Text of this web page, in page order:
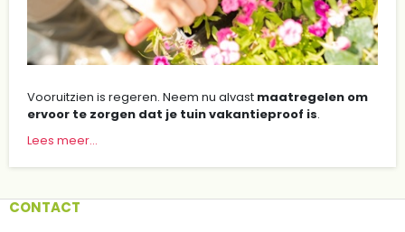
Vooruitzien is regeren. Neem nu alvast maatregelen om
ervoor te zorgen dat je tuin vakantieproof is.
Lees meer...
CONTACT